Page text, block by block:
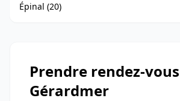
Épinal (20)
Prendre rendez-
Gérardmer